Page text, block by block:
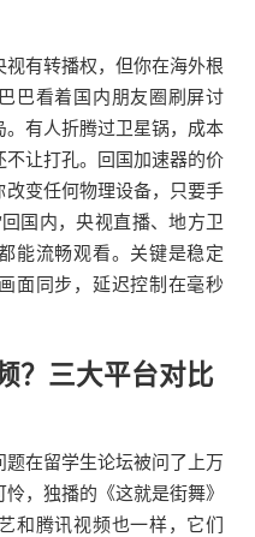
有转播权，但你在海外根
巴看着国内朋友圈刷屏讨
有人折腾过卫星锅，成本
让打孔。回国加速器的价
变任何物理设备，只要手
国内，央视直播、地方卫
能流畅观看。关键是稳定
面同步，延迟控制在毫秒
？三大平台对比
在留学生论坛被问了上万
，独播的《这就是街舞》
和腾讯视频也一样，它们